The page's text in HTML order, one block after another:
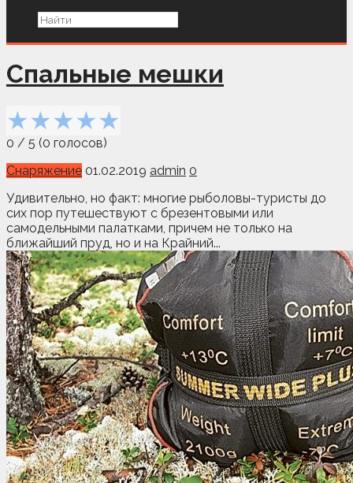
Спальные мешки
★★★★★
0 / 5 (0 голосов)
Снаряжение 01.02.2019 admin 0
Удивительно, но факт: многие рыболовы-туристы до
сих пор путешествуют с брезентовыми или
самодельными палатками, причем не только на
ближайший пруд, но и на Крайний...